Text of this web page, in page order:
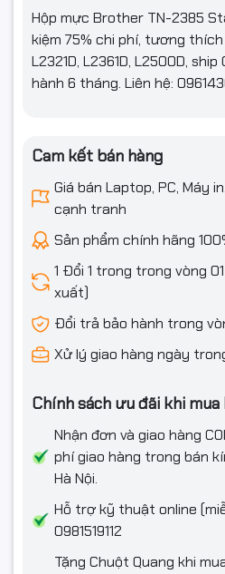
Hộp mực Brother TN-2385
kiệm 75% chi phí, tương
L2321D, L2361D, L2500D,
hành 6 tháng. Liên hệ:
Cam kết bán hàng
Giá bán Laptop, PC, Máy
cạnh tranh
Sản phẩm chính hãng
1 Đổi 1 trong trong vòng
xuất)
Đổi trả bảo hành trong
Xử lý giao hàng ngày
Chính sách ưu đãi khi mua
Nhận đơn và giao hàng
phí giao hàng trong bán
Hà Nội.
Hỗ trợ kỹ thuật online
0981519112
Tặng Chuột Quang khi